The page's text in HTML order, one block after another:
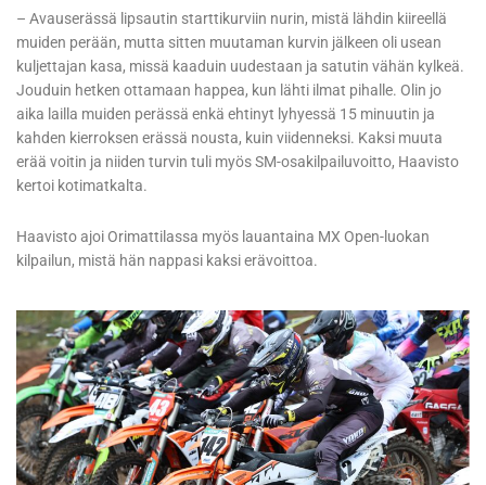
– Avauserässä lipsautin starttikurviin nurin, mistä lähdin kiireellä
muiden perään, mutta sitten muutaman kurvin jälkeen oli usean
kuljettajan kasa, missä kaaduin uudestaan ja satutin vähän kylkeä.
Jouduin hetken ottamaan happea, kun lähti ilmat pihalle. Olin jo
aika lailla muiden perässä enkä ehtinyt lyhyessä 15 minuutin ja
kahden kierroksen erässä nousta, kuin viidenneksi. Kaksi muuta
erää voitin ja niiden turvin tuli myös SM-osakilpailuvoitto, Haavisto
kertoi kotimatkalta.
Haavisto ajoi Orimattilassa myös lauantaina MX Open-luokan
kilpailun, mistä hän nappasi kaksi erävoittoa.